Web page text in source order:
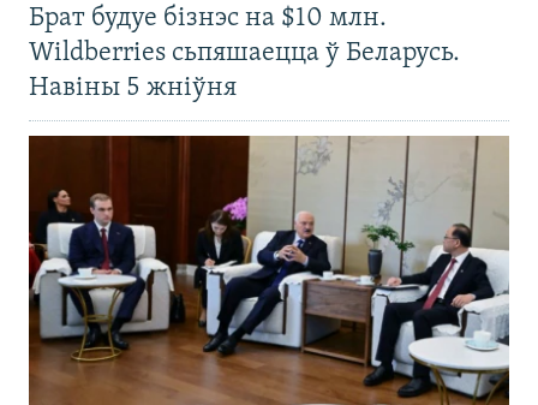
Брат будуе бізнэс на $10 млн.
Wildberries сьпяшаецца ў Беларусь.
Навіны 5 жніўня